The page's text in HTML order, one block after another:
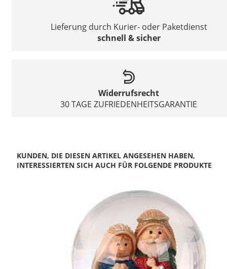
Lieferung durch Kurier- oder Paketdienst
schnell & sicher
Widerrufsrecht
30 TAGE ZUFRIEDENHEITSGARANTIE
KUNDEN, DIE DIESEN ARTIKEL ANGESEHEN HABEN,
INTERESSIERTEN SICH AUCH FÜR FOLGENDE PRODUKTE